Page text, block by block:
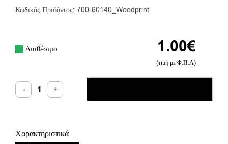
Κωδικός Προϊόντος: 700-60140_Woodprint
1.00€
(τιμή με Φ.Π.Α)
Διαθέσιμο
- Foil
Woodprint
ποσότητα
+
Χαρακτηριστικά